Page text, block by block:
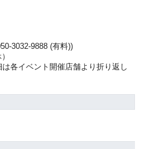
3032-9888 (有料))
各イベント開催店舗より折り返し